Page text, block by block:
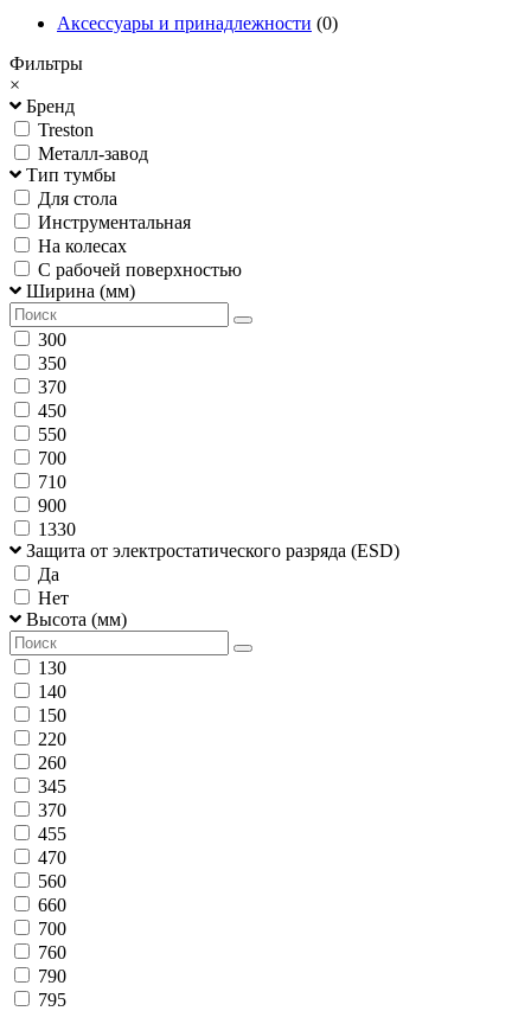
Аксессуары и принадлежности (0)
Фильтры
×
Бренд
Treston
Металл-завод
Тип тумбы
Для стола
Инструментальная
На колесах
С рабочей поверхностью
Ширина (мм)
300
350
370
450
550
700
710
900
1330
Защита от электростатического разряда (ESD)
Да
Нет
Высота (мм)
130
140
150
220
260
345
370
455
470
560
660
700
760
790
795